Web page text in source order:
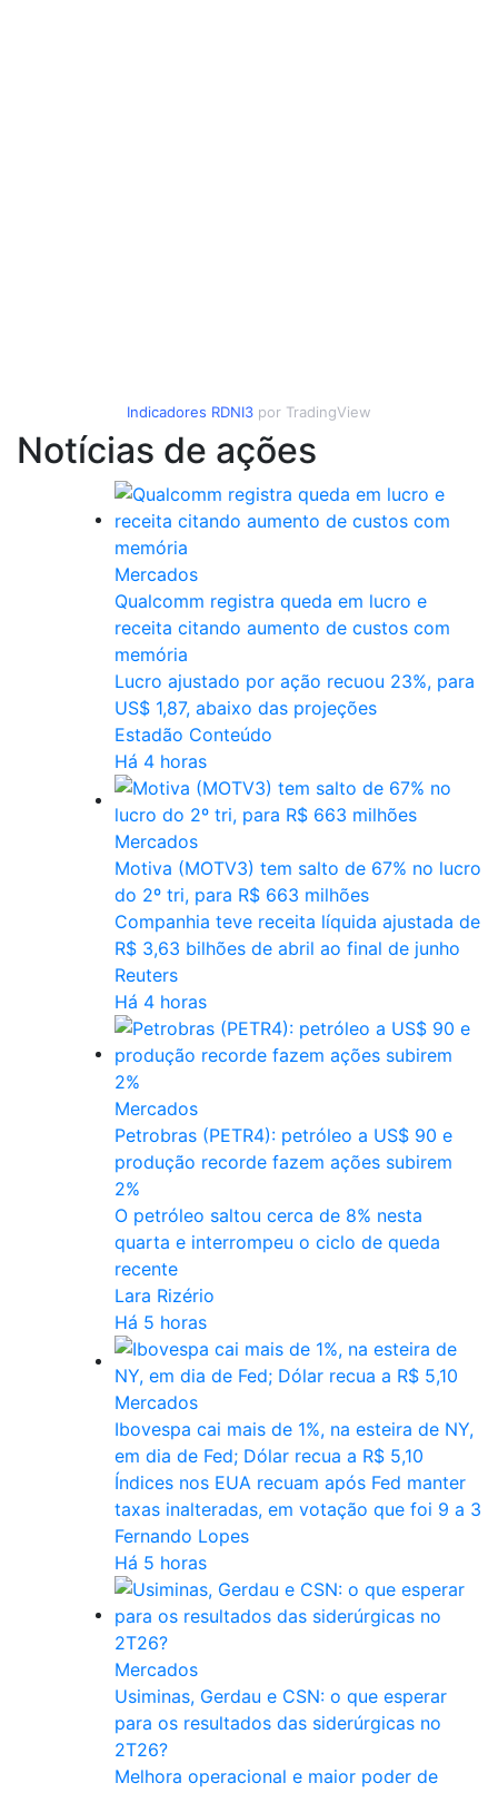
Indicadores RDNI3 por TradingView
Notícias de ações
Mercados
Qualcomm registra queda em lucro e
receita citando aumento de custos com
memória
Lucro ajustado por ação recuou 23%, para
US$ 1,87, abaixo das projeções
Estadão Conteúdo
Há 4 horas
Mercados
Motiva (MOTV3) tem salto de 67% no lucro
do 2º tri, para R$ 663 milhões
Companhia ⁠teve receita ​líquida ajustada de
R$ 3,63 bilhões de abril ​ao final de junho
Reuters
Há 4 horas
Mercados
Petrobras (PETR4): petróleo a US$ 90 e
produção recorde fazem ações subirem
2%
O petróleo saltou cerca de 8% nesta
quarta e interrompeu o ciclo de queda
recente
Lara Rizério
Há 5 horas
Mercados
Ibovespa cai mais de 1%, na esteira de NY,
em dia de Fed; Dólar recua a R$ 5,10
Índices nos EUA recuam após Fed manter
taxas inalteradas, em votação que foi 9 a 3
Fernando Lopes
Há 5 horas
Mercados
Usiminas, Gerdau e CSN: o que esperar
para os resultados das siderúrgicas no
2T26?
Melhora operacional e maior poder de